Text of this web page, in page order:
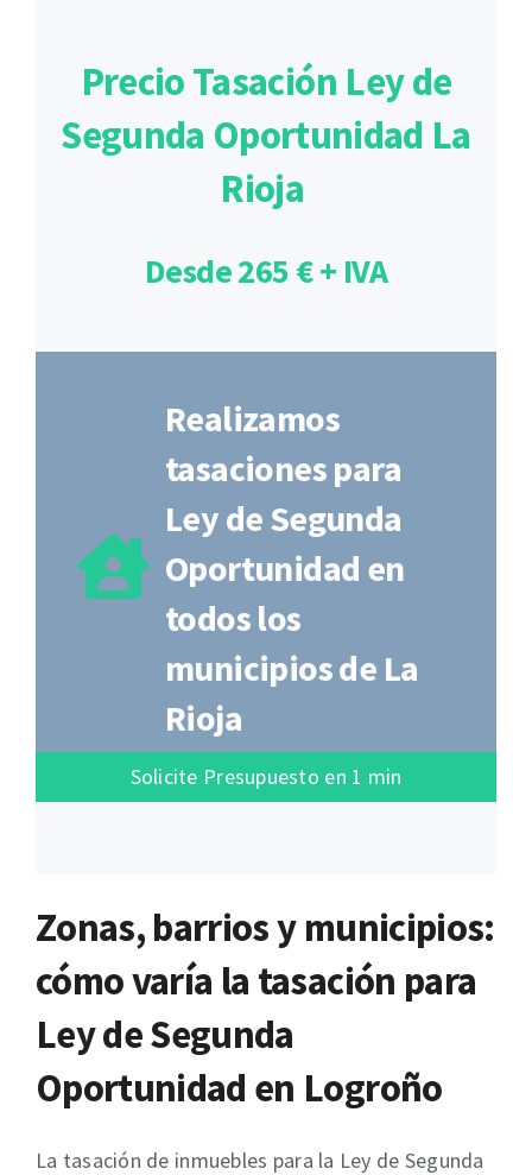
Precio Tasación Ley de
Segunda Oportunidad La
Rioja
Desde 265 € + IVA
Realizamos
tasaciones para
Ley de Segunda
Oportunidad en
todos los
municipios de La
Rioja
Solicite Presupuesto en 1 min
Zonas, barrios y municipios:
cómo varía la tasación para
Ley de Segunda
Oportunidad en Logroño
La tasación de inmuebles para la Ley de Segunda